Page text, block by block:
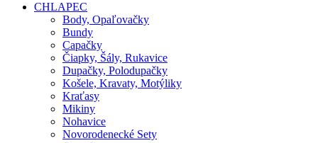
CHLAPEC
Body, Opaľovačky
Bundy
Capačky
Čiapky, Šály, Rukavice
Dupačky, Polodupačky
Košele, Kravaty, Motýliky
Kraťasy
Mikiny
Nohavice
Novorodenecké Sety